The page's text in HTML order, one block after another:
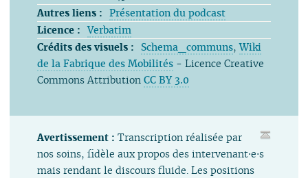
Autres liens : Présentation du podcast
Licence : Verbatim
Crédits des visuels : Schema_communs,Wiki
de la Fabrique des Mobilités - Licence Creative
Commons AttributionCC BY 3.0
Avertissement :Transcription réalisée par
nos soins, fidèle aux propos des intervenant⋅e⋅s
mais rendant le discours fluide. Les positions